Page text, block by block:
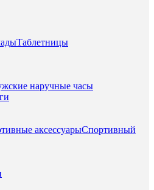
Таблетницы
наручные часы
аксессуарыСпортивный